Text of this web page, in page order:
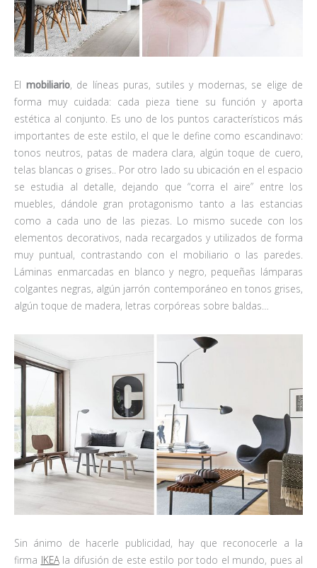
El mobiliario, de líneas puras, sutiles y modernas, se elige de
forma muy cuidada: cada pieza tiene su función y aporta
estética al conjunto. Es uno de los puntos característicos más
importantes de este estilo, el que le define como escandinavo:
tonos neutros, patas de madera clara, algún toque de cuero,
telas blancas o grises.. Por otro lado su ubicación en el espacio
se estudia al detalle, dejando que “corra el aire” entre los
muebles, dándole gran protagonismo tanto a las estancias
como a cada uno de las piezas. Lo mismo sucede con los
elementos decorativos, nada recargados y utilizados de forma
muy puntual, contrastando con el mobiliario o las paredes.
Láminas enmarcadas en blanco y negro, pequeñas lámparas
colgantes negras, algún jarrón contemporáneo en tonos grises,
algún toque de madera, letras corpóreas sobre baldas…
Sin ánimo de hacerle publicidad, hay que reconocerle a la
firma IKEAla difusión de este estilo por todo el mundo, pues al